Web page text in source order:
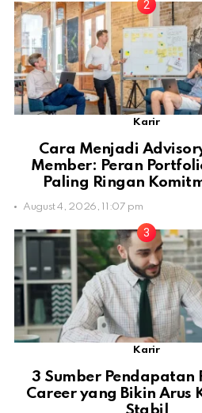
Karir
Cara Menjadi
Member: Peran
Paling Ringan
August 4, 2026, 11:07 pm
Karir
3 Sumber Pendapatan
Career yang Bikin Arus
Stabil